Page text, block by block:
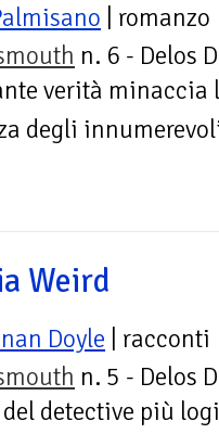
| romanzo
n. 6 - Delos
verità minaccia
degli
Weird
Doyle | racconti
n. 5 - Delos
detective più